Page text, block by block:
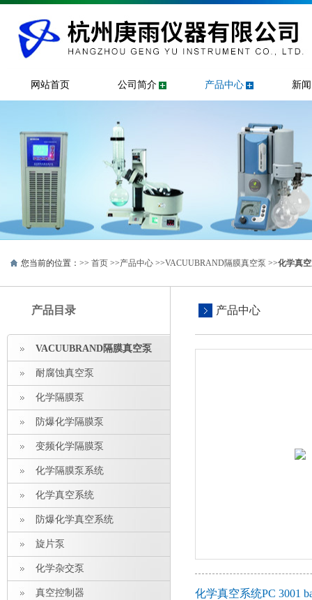
网站首页 公司简介 产品中心 新
您当前的位置：>> 首页 >>产品中心 >>VACUUBRAND隔膜真空泵 >>化学真
产品目录
VACUUBRAND隔膜真空泵
耐腐蚀真空泵
化学隔膜泵
防爆化学隔膜泵
变频化学隔膜泵
化学隔膜泵系统
化学真空系统
防爆化学真空系统
旋片泵
化学杂交泵
真空控制器
产品中心
化学真空系统PC 3001